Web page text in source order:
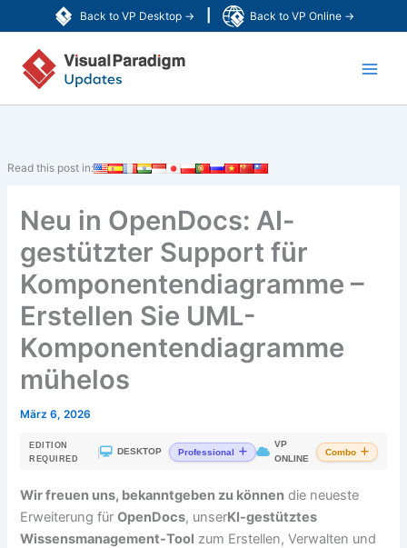
Back to VP Desktop → Back to VP Online →
Inhalt
springen
Read this post in:
Neu in OpenDocs: AI-
gestützter Support für
Komponentendiagramme –
Erstellen Sie UML-
Komponentendiagramme
mühelos
März 6, 2026
EDITION
REQUIRED
DESKTOP Professional
VP
ONLINE
Combo
Wir freuen uns, bekanntgeben zu können die neueste
Erweiterung fürOpenDocs, unserKI-gestütztes
Wissensmanagement-Tool zum Erstellen, Verwalten und